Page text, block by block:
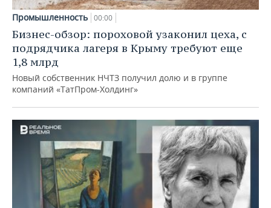
Промышленность 00:00
Бизнес-обзор: пороховой узаконил цеха, с
подрядчика лагеря в Крыму требуют еще
1,8 млрд
Новый собственник НЧТЗ получил долю и в группе
компаний «ТатПром-Холдинг»